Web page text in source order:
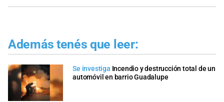
Además tenés que leer:
Se investiga Incendio y destrucción total de un
automóvil en barrio Guadalupe